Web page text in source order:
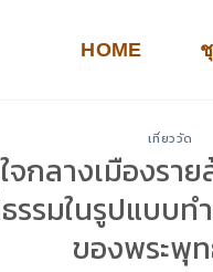
HOME
เที่ยววัด
กลางเมืองราย
รรมในรูปแบบ
ของพระพุท